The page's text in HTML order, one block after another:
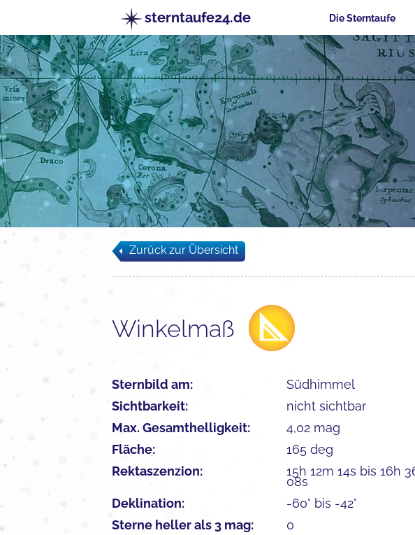
sterntaufe24.de Die Sterntaufe
Zurück zur Übersicht
Winkelmaß
Sternbild am:
Südhimmel
Sichtbarkeit:
nicht sichtbar
Max. Gesamthelligkeit:
4,02 mag
Fläche:
165 deg
Rektaszenzion:
15h 12m 14s bis 16h
08s
Deklination:
-60° bis -42°
Sterne heller als 3 mag:
0